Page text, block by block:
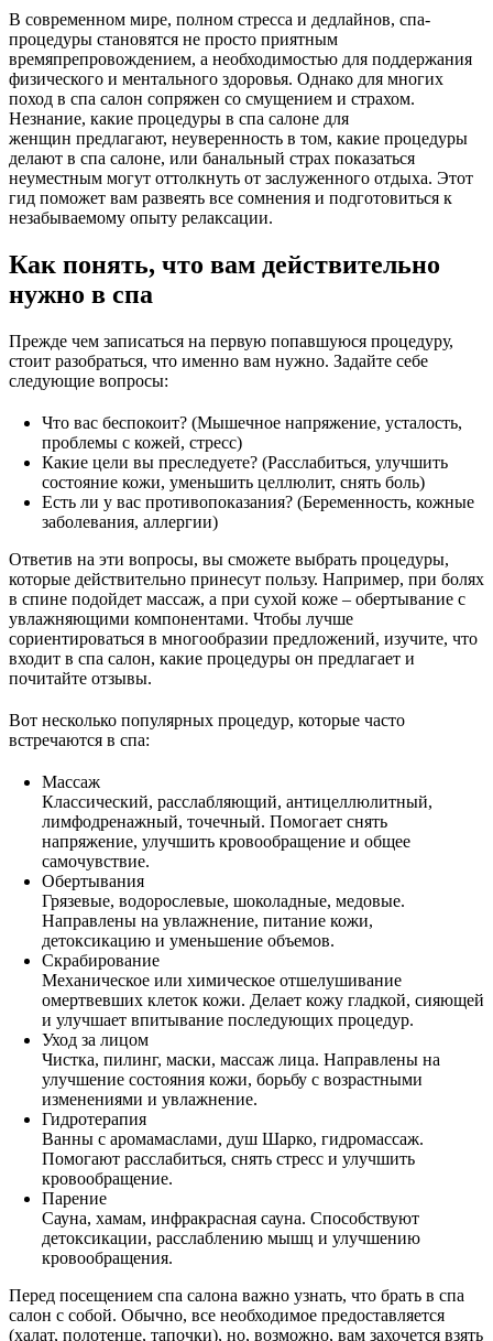
В современном мире, полном стресса и дедлайнов, спа-
процедуры становятся не просто приятным
времяпрепровождением, а необходимостью для поддержания
физического и ментального здоровья. Однако для многих
поход в спа салон сопряжен со смущением и страхом.
Незнание, какие процедуры в спа салоне для
женщин предлагают, неуверенность в том, какие процедуры
делают в спа салоне, или банальный страх показаться
неуместным могут оттолкнуть от заслуженного отдыха. Этот
гид поможет вам развеять все сомнения и подготовиться к
незабываемому опыту релаксации.
Как понять, что вам действительно
нужно в спа
Прежде чем записаться на первую попавшуюся процедуру,
стоит разобраться, что именно вам нужно. Задайте себе
следующие вопросы:
Что вас беспокоит? (Мышечное напряжение, усталость,
проблемы с кожей, стресс)
Какие цели вы преследуете? (Расслабиться, улучшить
состояние кожи, уменьшить целлюлит, снять боль)
Есть ли у вас противопоказания? (Беременность, кожные
заболевания, аллергии)
Ответив на эти вопросы, вы сможете выбрать процедуры,
которые действительно принесут пользу. Например, при болях
в спине подойдет массаж, а при сухой коже – обертывание с
увлажняющими компонентами. Чтобы лучше
сориентироваться в многообразии предложений, изучите, что
входит в спа салон, какие процедуры он предлагает и
почитайте отзывы.
Вот несколько популярных процедур, которые часто
встречаются в спа:
Массаж
Классический, расслабляющий, антицеллюлитный,
лимфодренажный, точечный. Помогает снять
напряжение, улучшить кровообращение и общее
самочувствие.
Обертывания
Грязевые, водорослевые, шоколадные, медовые.
Направлены на увлажнение, питание кожи,
детоксикацию и уменьшение объемов.
Скрабирование
Механическое или химическое отшелушивание
омертвевших клеток кожи. Делает кожу гладкой, сияющей
и улучшает впитывание последующих процедур.
Уход за лицом
Чистка, пилинг, маски, массаж лица. Направлены на
улучшение состояния кожи, борьбу с возрастными
изменениями и увлажнение.
Гидротерапия
Ванны с аромамаслами, душ Шарко, гидромассаж.
Помогают расслабиться, снять стресс и улучшить
кровообращение.
Парение
Сауна, хамам, инфракрасная сауна. Способствуют
детоксикации, расслаблению мышц и улучшению
кровообращения.
Перед посещением спа салона важно узнать, что брать в спа
салон с собой. Обычно, все необходимое предоставляется
(халат, полотенце, тапочки), но, возможно, вам захочется взять